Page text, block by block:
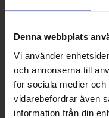
Denna webbplats
Vi använder
och annonserna till
för sociala medier
vidarebefordrar även
information från din